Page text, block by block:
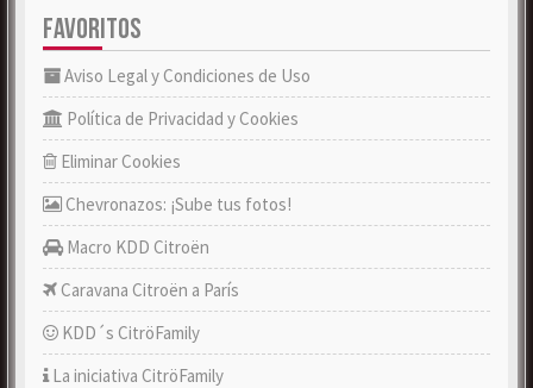
FAVORITOS
Aviso Legal y Condiciones de Uso
Política de Privacidad y Cookies
Eliminar Cookies
Chevronazos: ¡Sube tus fotos!
Macro KDD Citroën
Caravana Citroën a París
KDD´s CitröFamily
La iniciativa CitröFamily